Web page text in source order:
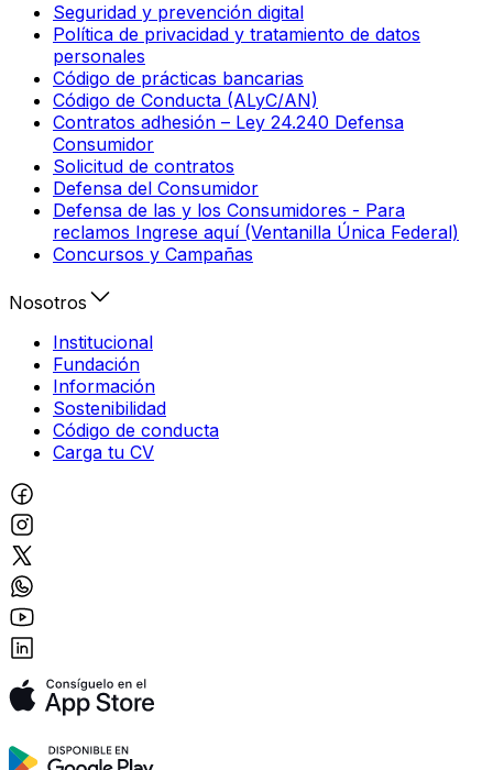
Seguridad y prevención digital
Política de privacidad y tratamiento de datos
personales
Código de prácticas bancarias
Código de Conducta (ALyC/AN)
Contratos adhesión – Ley 24.240 Defensa
Consumidor
Solicitud de contratos
Defensa del Consumidor
Defensa de las y los Consumidores - Para
reclamos Ingrese aquí (Ventanilla Única Federal)
Concursos y Campañas
Nosotros
Institucional
Fundación
Información
Sostenibilidad
Código de conducta
Carga tu CV